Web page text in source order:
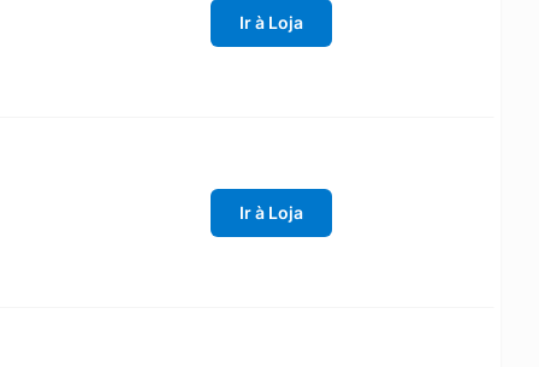
Ir à Loja
Ir à Loja